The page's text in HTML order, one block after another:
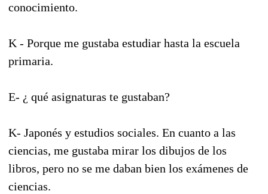
conocimiento.
K - Porque me gustaba estudiar hasta la escuela
primaria.
E- ¿ qué asignaturas te gustaban?
K- Japonés y estudios sociales. En cuanto a las
ciencias, me gustaba mirar los dibujos de los
libros, pero no se me daban bien los exámenes de
ciencias.